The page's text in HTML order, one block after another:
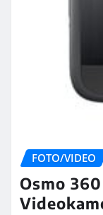
FOTO/VIDEO
Osmo